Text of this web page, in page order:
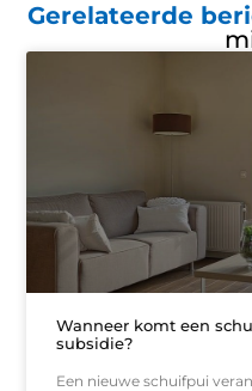
Gerelateerde
Wanneer komt een
subsidie?
Een nieuwe schuifpui